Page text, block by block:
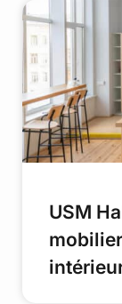
USM